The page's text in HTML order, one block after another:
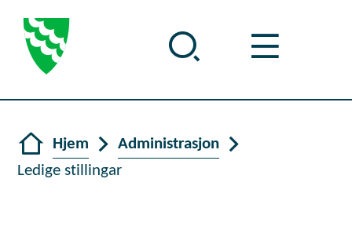
Forsiden
Du er her:
Hjem
Administrasjon
Ledige stillingar